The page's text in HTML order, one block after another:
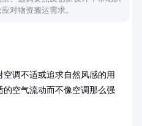
对物资搬运需求。
调不适或追求自然风感的用
空气流动而不像空调那么强